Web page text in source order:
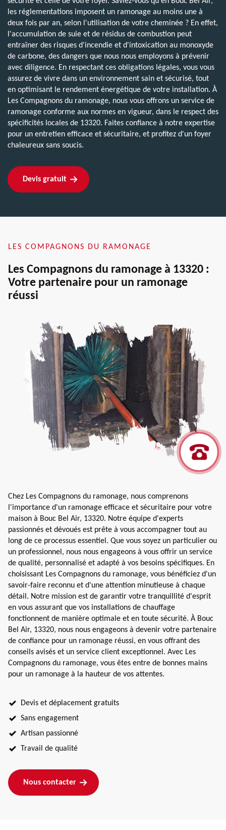
les réglementations imposent un ramonage au moins une à
deux fois par an, selon l'utilisation de votre cheminée ? En effet,
l'accumulation de suie et de résidus de combustion peut
entraîner des risques d'incendie et d'intoxication au monoxyde
de carbone, des dangers que nous nous employons à prévenir
avec diligence. En respectant ces obligations légales, vous vous
assurez de vivre dans un environnement sain et sécurisé, tout
en optimisant le rendement énergétique de votre installation. À
Les Compagnons du ramonage, nous vous offrons un service de
ramonage conforme aux normes en vigueur, dans le respect des
spécificités locales de 13320. Faites confiance à notre expertise
pour un entretien efficace et sécuritaire, et profitez d'un foyer
chaleureux sans soucis.
Devis gratuit
LES COMPAGNONS DU RAMONAGE
Les Compagnons du ramonage à 13320 :
Votre partenaire pour un ramonage
réussi
Chez Les Compagnons du ramonage, nous comprenons
l'importance d'un ramonage efficace et sécuritaire pour votre
maison à Bouc Bel Air, 13320. Notre équipe d'experts
passionnés et dévoués est prête à vous accompagner tout au
long de ce processus essentiel. Que vous soyez un particulier ou
un professionnel, nous nous engageons à vous offrir un service
de qualité, personnalisé et adapté à vos besoins spécifiques. En
choisissant Les Compagnons du ramonage, vous bénéficiez d'un
savoir-faire reconnu et d'une attention minutieuse à chaque
détail. Notre mission est de garantir votre tranquillité d'esprit
en vous assurant que vos installations de chauffage
fonctionnent de manière optimale et en toute sécurité. À Bouc
Bel Air, 13320, nous nous engageons à devenir votre partenaire
de confiance pour un ramonage réussi, en vous offrant des
conseils avisés et un service client exceptionnel. Avec Les
Compagnons du ramonage, vous êtes entre de bonnes mains
pour un ramonage à la hauteur de vos attentes.
Devis et déplacement gratuits
Sans engagement
Artisan passionné
Travail de qualité
Nous contacter